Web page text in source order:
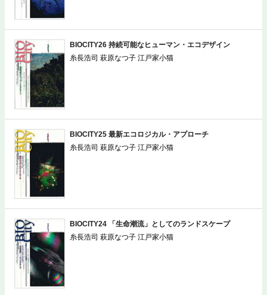
BIOCITY26 持続可能なヒューマン・エコデザイン
糸長浩司 萩原なつ子 江戸家小猫
糸長浩司 萩原なつ子 江戸家小猫
糸長浩司 萩原なつ子 江戸家小猫